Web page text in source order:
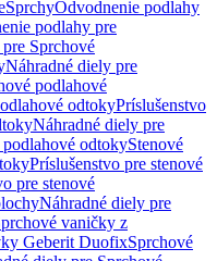
SprchyOdvodnenie podlahy
podlahy pre
Sprchové
Náhradné diely pre
podlahové
odtokyPríslušenstvo
Náhradné diely pre
odtokyStenové
Príslušenstvo pre stenové
pre stenové
Náhradné diely pre
vaničky z
Geberit DuofixSprchové